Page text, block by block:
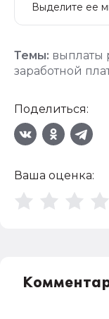
Выделите ее
Темы: выплаты
заработной
Поделиться:
Ваша оценка: